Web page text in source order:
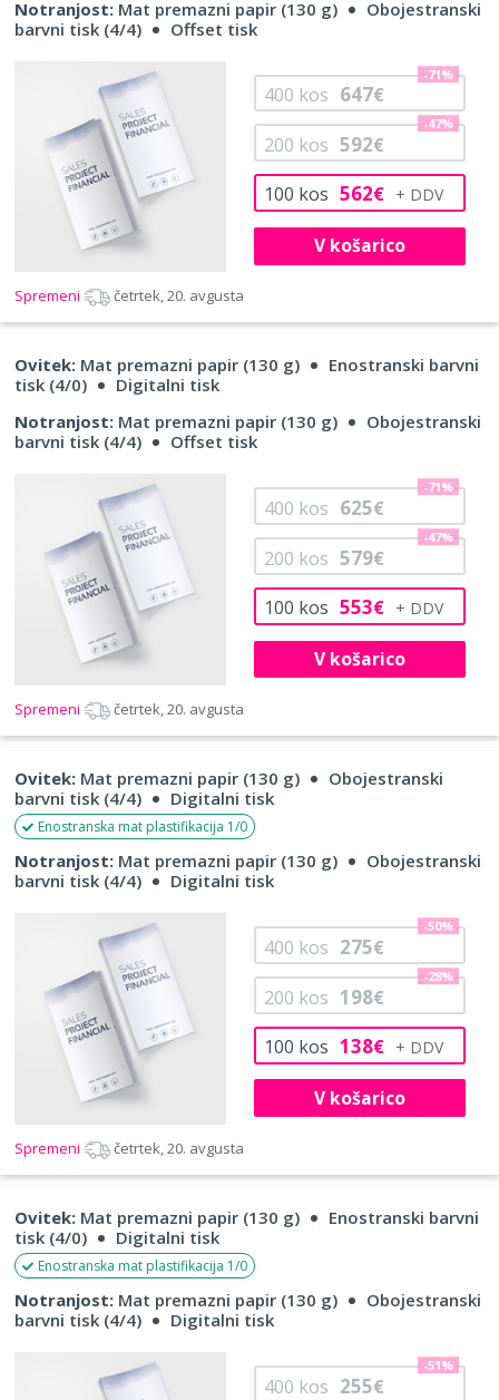
Notranjost: Mat premazni papir (130 g)
Obojestranski
barvni tisk (4/4)
Offset tisk
100 kos 562€
200 kos 592€
-47%
400 kos 647€
-71%
V košarico
Spremeni četrtek, 20. avgusta
Ovitek: Mat premazni papir (130 g)
Enostranski barvni
tisk (4/0)
Digitalni tisk
Notranjost: Mat premazni papir (130 g)
Obojestranski
barvni tisk (4/4)
Offset tisk
100 kos 553€
200 kos 579€
-47%
400 kos 625€
-71%
V košarico
Spremeni četrtek, 20. avgusta
Ovitek: Mat premazni papir (130 g)
Obojestranski
barvni tisk (4/4)
Digitalni tisk
Enostranska mat plastifikacija 1/0
Notranjost: Mat premazni papir (130 g)
Obojestranski
barvni tisk (4/4)
Digitalni tisk
100 kos 138€
200 kos 198€
-28%
400 kos 275€
-50%
V košarico
Spremeni četrtek, 20. avgusta
Ovitek: Mat premazni papir (130 g)
Enostranski barvni
tisk (4/0)
Digitalni tisk
Enostranska mat plastifikacija 1/0
Notranjost: Mat premazni papir (130 g)
Obojestranski
barvni tisk (4/4)
Digitalni tisk
400 kos 255€
-51%